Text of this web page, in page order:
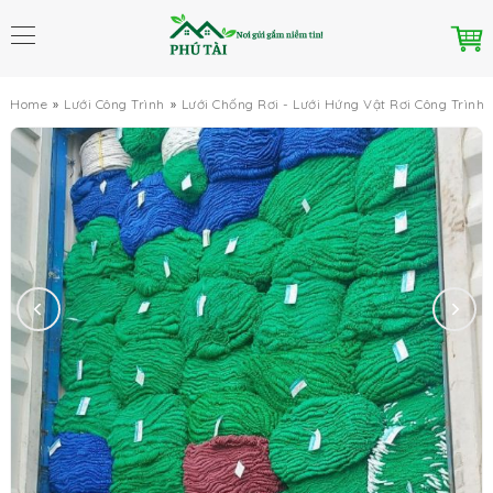
Home Lưới Công Trình Lưới Chống Rơi - Lưới Hứng Vật Rơi Công Trình